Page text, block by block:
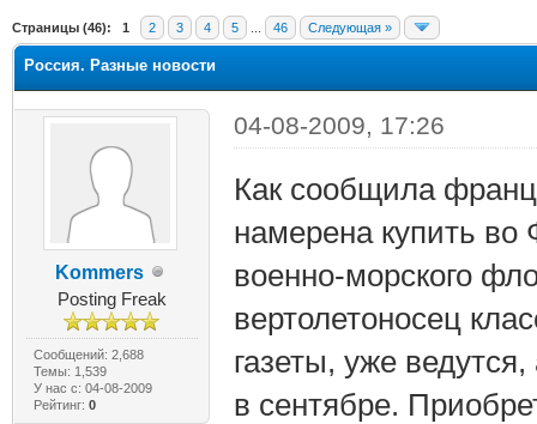
Страницы (46): 1 2 3 4 5 46 Следующая »
оценка: 2.64
Россия. Разные новости
Kommers
Posting Freak
Сообщений: 2,688
Темы: 1,539
У нас с: 04-08-2009
Рейтинг: 0
04-08-2009, 17:26
Как сообщила
намерена купить во
военно-морского
вертолетоносец
газеты, уже
в сентябре.